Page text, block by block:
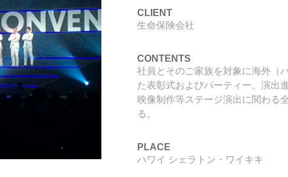
CLIENT
生命保険会社
CONTENTS
社員とそのご家族を対象に海外（
た表彰式およびパーティー。演出
映像制作等ステージ演出に関わる
る。
PLACE
ハワイ シェラトン・ワイキキ